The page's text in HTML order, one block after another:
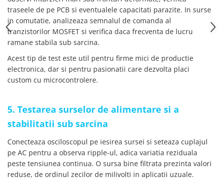
traseele de pe PCB si eventualele capacitati parazite. In surse
in comutatie, analizeaza semnalul de comanda al
tranzistorilor MOSFET si verifica daca frecventa de lucru
ramane stabila sub sarcina.
Acest tip de test este util pentru firme mici de productie
electronica, dar si pentru pasionatii care dezvolta placi
custom cu microcontrolere.
5. Testarea surselor de alimentare si a
stabilitatii sub sarcina
Conecteaza osciloscopul pe iesirea sursei si seteaza cuplajul
pe AC pentru a observa ripple-ul, adica variatia reziduala
peste tensiunea continua. O sursa bine filtrata prezinta valori
reduse, de ordinul zecilor de milivolti in aplicatii uzuale.